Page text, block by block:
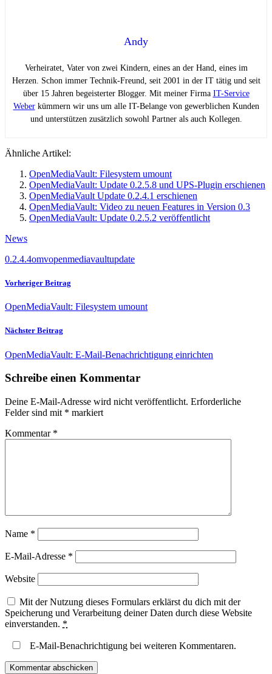
Andy
Verheiratet, Vater von zwei Kindern, eines an der Hand, eines im
Herzen. Schon immer Technik-Freund, seit 2001 in der IT tätig und seit
über 15 Jahren begeisterter Blogger. Mit meiner Firma IT-Service
Weberkümmern wir uns um alle IT-Belange von gewerblichen Kunden
und unterstützen zusätzlich sowohl Partner als auch Kollegen.
Ähnliche Artikel:
OpenMediaVault: Filesystem umount
OpenMediaVault: Update 0.2.5.8 und UPS-Plugin erschienen
OpenMediaVault Update 0.2.4.1 erschienen
OpenMediaVault: Video zu neuen Features in Version 0.3
OpenMediaVault: Update 0.2.5.2 veröffentlicht
News
0.2.4.4omvopenmediavaultupdate
Vorheriger Beitrag
OpenMediaVault: Filesystem umount
Nächster Beitrag
OpenMediaVault: E-Mail-Benachrichtigung einrichten
Schreibe einen Kommentar
Deine E-Mail-Adresse wird nicht veröffentlicht. Erforderliche
Felder sind mit * markiert
Kommentar *
Name *
E-Mail-Adresse *
Website
Mit der Nutzung dieses Formulars erklärst du dich mit der
Speicherung und Verarbeitung deiner Daten durch diese Website
einverstanden. *
E-Mail-Benachrichtigung bei weiteren Kommentaren.